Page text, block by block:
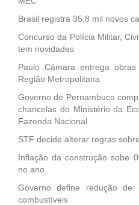
Brasil registra 35,8 mil novos
Concurso da Polícia Militar,
tem novidades
Paulo Câmara entrega
Região Metropolitana
Governo de Pernambuco
chancelas do Ministério da
Fazenda Nacional
STF decide alterar regras
Inflação da construção sobe
no ano
Governo define redução
combustíveis